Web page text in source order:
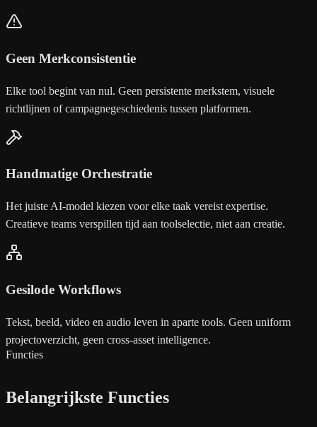
Geen Merkconsistentie
Elke tool begint van nul. Geen persistente merkstem, visuele
richtlijnen of campagnegeschiedenis tussen platformen.
Handmatige Orchestratie
Het juiste AI-model kiezen voor elke taak vereist expertise.
Creatieve teams verspillen tijd aan toolselectie, niet aan creatie.
Gesilode Workflows
Tekst, beeld, video en audio leven in aparte tools. Geen uniform
projectoverzicht, geen cross-asset intelligence.
Functies
Belangrijkste Functies